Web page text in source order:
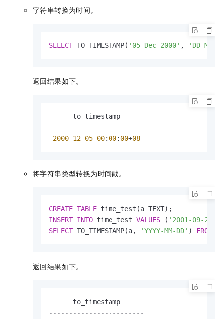
字符串转换为时间。
SELECT TO_TIMESTAMP( '05 Dec 2000' , 'DD Mon
返回结果如下。
------------------------
2000-12-05 00: 00: 00+08
将字符串类型转换为时间戳。
CREATE TABLE
INSERT INTO time_test VALUES ( '2001-09-28
SELECT TO_TIMESTAMP(a, 'YYYY-MM-DD' ) FROM
返回结果如下。
------------------------